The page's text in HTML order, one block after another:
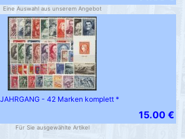
Eine Auswahl aus unserem Angebot
JAHRGANG - 42 Marken komplett *
15.00 €
Für Sie ausgewählte Artikel